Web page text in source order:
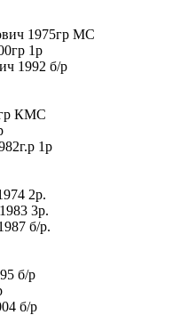
1975гр МС
1р
1992 б/р
КМС
1р
2р.
3р.
б/р.
б/р
б/р